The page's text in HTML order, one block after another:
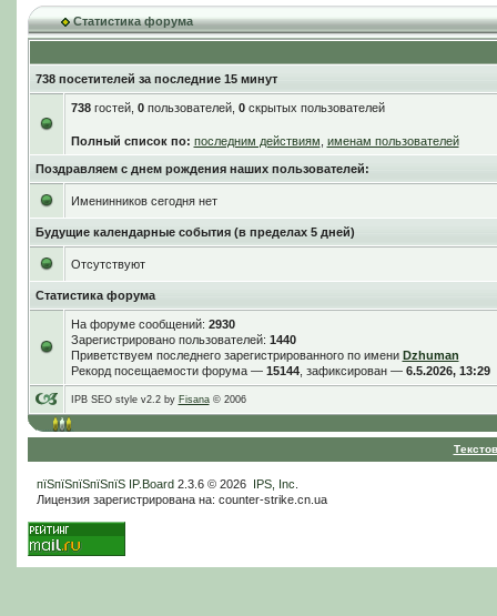
Статистика форума
738 посетителей за последние 15 минут
738гостей, 0пользователей, 0скрытых пользователей
Полный список по: последним действиям именам пользователей
Поздравляем с днем рождения наших пользователей:
Именинников сегодня нет
Будущие календарные события (в пределах 5 дней)
Отсутствуют
Статистика форума
На форуме сообщений: 2930
Зарегистрировано пользователей: 1440
Приветствуем последнего зарегистрированного по имени Dzhuman
Рекорд посещаемости форума — 15144, зафиксирован — 6.5.2026, 13:29
IPB SEO style v2.2 by Fisana© 2006
пїЅпїЅпїЅпїЅпїЅ IP.Board2.3.6 © 2026 IPS, Inc
Лицензия зарегистрирована на: counter-strike.cn.ua